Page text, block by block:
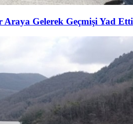
Gelerek Geçmişi Yad Etti